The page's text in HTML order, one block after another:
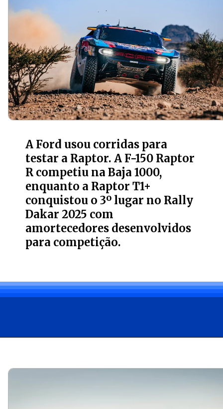
A Ford usou corridas para
testar a Raptor. A F-150 Raptor
R competiu na Baja 1000,
enquanto a Raptor T1+
conquistou o 3º lugar no Rally
Dakar 2025 com
amortecedores desenvolvidos
para competição.